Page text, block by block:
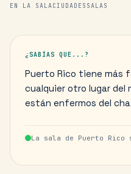
EN LA SALACIUDADES SALAS
¿SABÍAS QUE...?
Puerto Rico tiene más
cualquier otro lugar del
están enfermos del
La sala de Puerto Rico